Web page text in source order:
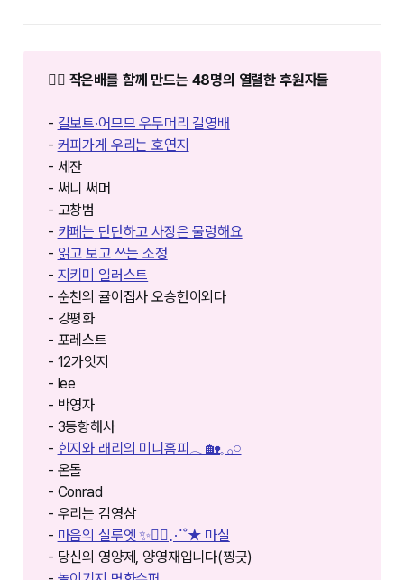
❤️‍🔥 작은배를 함께 만드는 48명의 열렬한 후원자들
- 길보트·어므므 우두머리 길영배
- 커피가게 우리는 호연지
- 세잔
- 써니 써머
- 고창범
- 카페는 단단하고 사장은 물렁해요
- 읽고 보고 쓰는 소정
- 지키미 일러스트
- 순천의 귤이집사 오승헌이외다
- 강평화
- 포레스트
- 12가잇지
- lee
- 박영자
- 3등항해사
- 힌지와 래리의 미니홈피𓂃🏡𓈒 𓂂𓏸
- 온돌
- Conrad
- 우리는 김영삼
- 마음의 실루엣 ✨🚶‍♀️⋰˚★ 마실
- 당신의 영양제, 양영재입니다(찡긋)